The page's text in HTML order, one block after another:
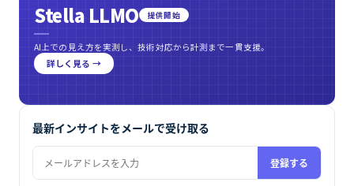
Stella LLMO 提供開始
AI上での見え方を実測し、技術対応から計測まで一貫支援。
詳しく見る →
最新インサイトをメールで受け取る
登録する